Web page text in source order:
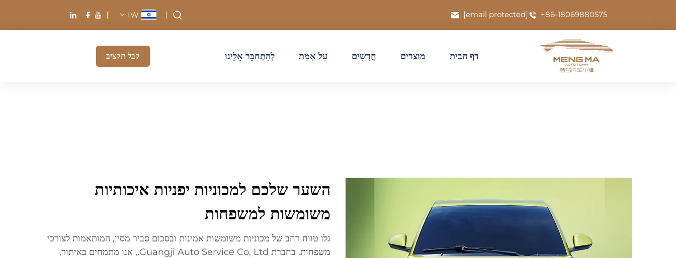
+86-18069880575
[email protected]
IW
דף הבית מוצרים חֲדָשִים עַל אָמַת לְהִתְחַבֵּר אֵלֵינוּ קבל תקציב
השער שלכם למכוניות יפניות איכותיות
משומשות למשפחות
גלו טווח רחב של מכוניות משומשות אמינות ובסכום סביר מסין, המותאמות לצורכי
משפחות. בחברת Guangji Auto Service Co, Ltd., אנו מתמחים באיתור,